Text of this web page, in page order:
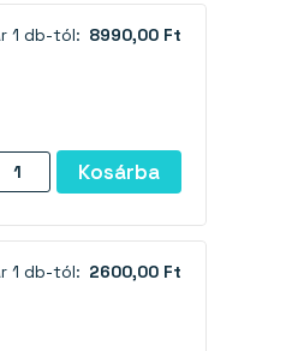
1 db-tól: 8990,00 Ft
Kosárba
1 db-tól: 2600,00 Ft